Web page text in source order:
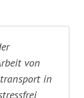
von
in